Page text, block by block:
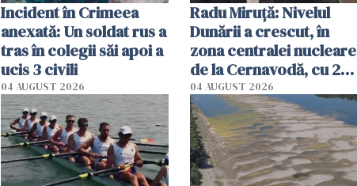
Incident în Crimeea
anexată: Un soldat rus a
tras în colegii săi apoi a
ucis 3 civili
04 AUGUST 2026
Radu Miruţă: Nivelul
Dunării a crescut, în
zona centralei nucleare
de la Cernavodă, cu 2
cm faţă de ziua trecută
04 AUGUST 2026